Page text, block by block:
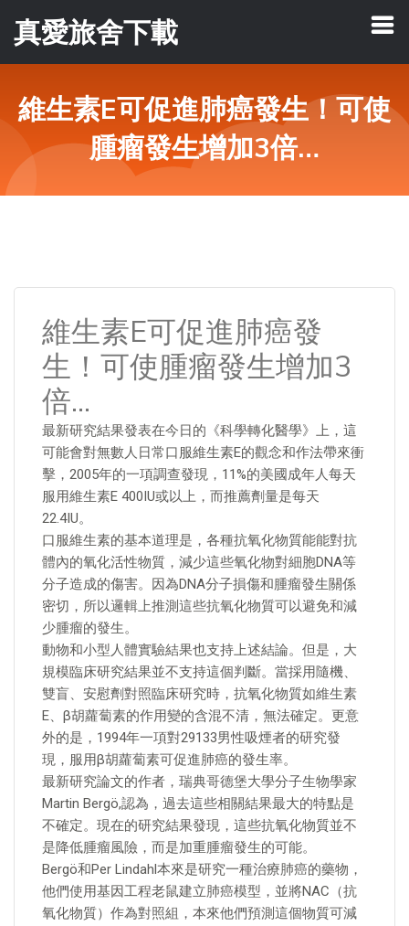
真愛旅舍下載
維生素E可促進肺癌發生！可使
腫瘤發生增加3倍…
維生素E可促進肺癌發
生！可使腫瘤發生增加3
倍…
最新研究結果發表在今日的《科學轉化醫學》上，這
可能會對無數人日常口服維生素E的觀念和作法帶來衝
擊，2005年的一項調查發現，11%的美國成年人每天
服用維生素E 400IU或以上，而推薦劑量是每天
22.4IU。
口服維生素的基本道理是，各種抗氧化物質能能對抗
體內的氧化活性物質，減少這些氧化物對細胞DNA等
分子造成的傷害。因為DNA分子損傷和腫瘤發生關係
密切，所以邏輯上推測這些抗氧化物質可以避免和減
少腫瘤的發生。
動物和小型人體實驗結果也支持上述結論。但是，大
規模臨床研究結果並不支持這個判斷。當採用隨機、
雙盲、安慰劑對照臨床研究時，抗氧化物質如維生素
E、β胡蘿蔔素的作用變的含混不清，無法確定。更意
外的是，1994年一項對29133男性吸煙者的研究發
現，服用β胡蘿蔔素可促進肺癌的發生率。
最新研究論文的作者，瑞典哥德堡大學分子生物學家
Martin Bergö,認為，過去這些相關結果最大的特點是
不確定。現在的研究結果發現，這些抗氧化物質並不
是降低腫瘤風險，而是加重腫瘤發生的可能。
Bergö和Per Lindahl本來是研究一種治療肺癌的藥物，
他們使用基因工程老鼠建立肺癌模型，並將NAC（抗
氧化物質）作為對照組，本來他們預測這個物質可減